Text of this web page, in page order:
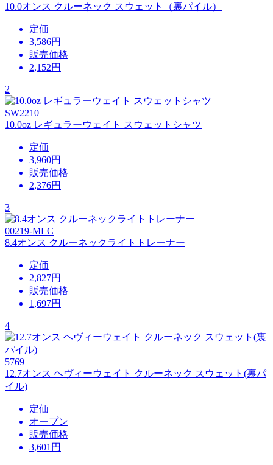
10.0オンス クルーネック スウェット（裏パイル）
定価
3,586円
販売価格
2,152円
2
SW2210
10.0oz レギュラーウェイト スウェットシャツ
定価
3,960円
販売価格
2,376円
3
00219-MLC
8.4オンス クルーネックライトトレーナー
定価
2,827円
販売価格
1,697円
4
5769
12.7オンス ヘヴィーウェイト クルーネック スウェット(裏パ
イル)
定価
オープン
販売価格
3,601 円